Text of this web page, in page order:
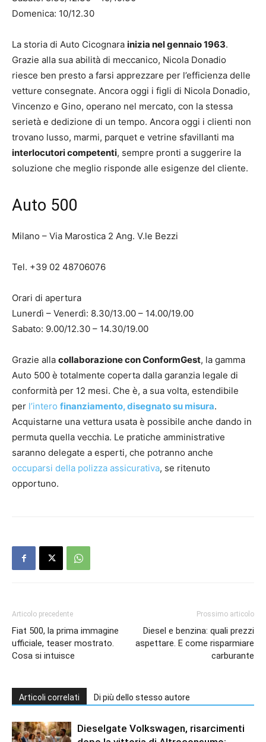
Domenica: 10/12.30
La storia di Auto Cicognara inizia nel gennaio 1963.
Grazie alla sua abilità di meccanico, Nicola Donadio
riesce ben presto a farsi apprezzare per l’efficienza delle
vetture consegnate. Ancora oggi i figli di Nicola Donadio,
Vincenzo e Gino, operano nel mercato, con la stessa
serietà e dedizione di un tempo. Ancora oggi i clienti non
trovano lusso, marmi, parquet e vetrine sfavillanti ma
interlocutori competenti, sempre pronti a suggerire la
soluzione che meglio risponde alle esigenze del cliente.
Auto 500
Milano – Via Marostica 2 Ang. V.le Bezzi
Tel. +39 02 48706076
Orari di apertura
Lunerdì – Venerdì: 8.30/13.00 – 14.00/19.00
Sabato: 9.00/12.30 – 14.30/19.00
Grazie alla collaborazione con ConformGest, la gamma
Auto 500 è totalmente coperta dalla garanzia legale di
conformità per 12 mesi. Che è, a sua volta, estendibile
per l’intero finanziamento, disegnato su misura.
Acquistarne una vettura usata è possibile anche dando in
permuta quella vecchia. Le pratiche amministrative
saranno delegate a esperti, che potranno anche
occuparsi della polizza assicurativa, se ritenuto
opportuno.
Articolo precedente
Fiat 500, la prima immagine
ufficiale, teaser mostrato.
Cosa si intuisce
Prossimo articolo
Diesel e benzina: quali prezzi
aspettare. E come risparmiare
carburante
Articoli correlati Di più dello stesso autore
Dieselgate Volkswagen, risarcimenti